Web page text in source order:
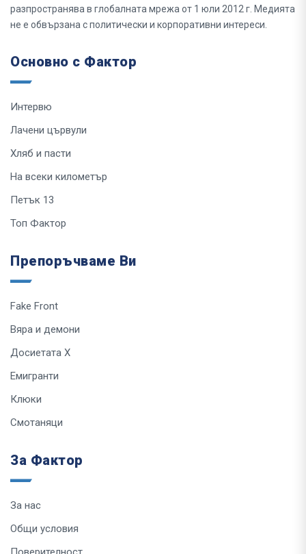
разпространява в глобалната мрежа от 1 юли 2012 г. Медията
не е обвързана с политически и корпоративни интереси.
Основно с Фактор
Интервю
Лачени цървули
Хляб и пасти
На всеки километър
Петък 13
Топ Фактор
Препоръчваме Ви
Fake Front
Вяра и демони
Досиетата Х
Емигранти
Клюки
Смотаняци
За Фактор
За нас
Общи условия